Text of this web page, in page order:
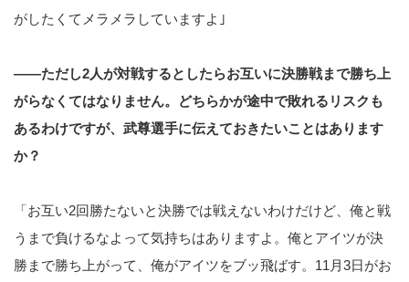
がしたくてメラメラしていますよ｣
――ただし2人が対戦するとしたらお互いに決勝戦まで勝ち上
がらなくてはなりません。どちらかが途中で敗れるリスクも
あるわけですが、武尊選手に伝えておきたいことはあります
か？
「お互い2回勝たないと決勝では戦えないわけだけど、俺と戦
うまで負けるなよって気持ちはありますよ。俺とアイツが決
勝まで勝ち上がって、俺がアイツをブッ飛ばす。11月3日がお